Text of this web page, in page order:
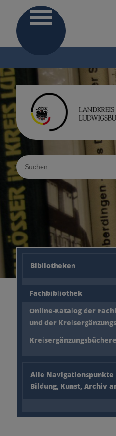
Sucheingabe
Bibliotheken
Fachbibliothek
Online-Katalog der
und der
Alle Navigationspunkte
Bildung, Kunst, Archiv